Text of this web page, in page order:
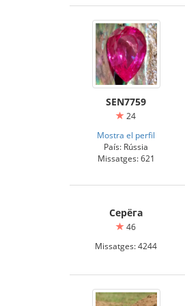
SEN7759
24
Mostra el perfil
País: Rússia
Missatges: 621
Серёга
46
Missatges: 4244